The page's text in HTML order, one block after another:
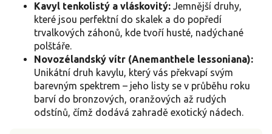
Kavyl tenkolistý a vláskovitý: Jemnější druhy,
které jsou perfektní do skalek a do popředí
trvalkových záhonů, kde tvoří husté, nadýchané
polštáře.
Novozélandský vítr (Anemanthele lessoniana):
Unikátní druh kavylu, který vás překvapí svým
barevným spektrem – jeho listy se v průběhu roku
barví do bronzových, oranžových až rudých
odstínů, čímž dodává zahradě exotický nádech.